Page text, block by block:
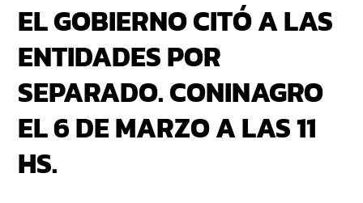
EL GOBIERNO CITÓ A LAS
ENTIDADES POR
SEPARADO. CONINAGRO
EL 6 DE MARZO A LAS 11
HS.